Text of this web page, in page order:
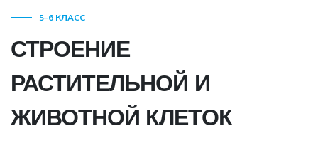
5–6 КЛАСС
СТРОЕНИЕ
РАСТИТЕЛЬНОЙ И
ЖИВОТНОЙ КЛЕТОК